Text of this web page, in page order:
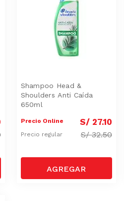
Shampoo Head &
Shoulders Anti Caída
650ml
Precio Online S/ 27.10
Precio regular S/32.50